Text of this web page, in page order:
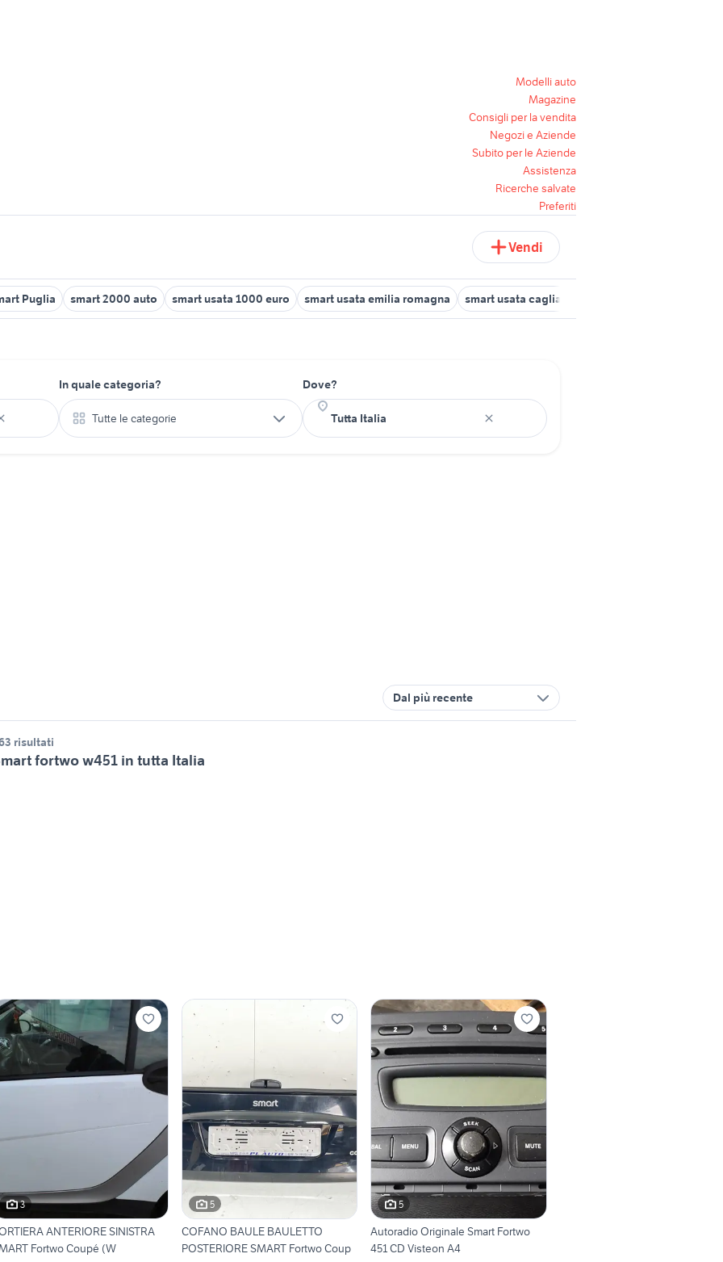
Modelli auto
Magazine
Consigli per la vendita
Negozi e Aziende
Subito per le Aziende
Assistenza
Ricerche salvate
Preferiti
Vendi
Puglia smart 2000 auto smart usata 1000 euro smart usata emilia romagna smart usata cagliari
In quale categoria?
Tutte le categorie
Dove?
Dal più recente
risultati
fortwo w451 in tutta Italia
3
ANTERIORE SINISTRA
Fortwo Coupé (W
5
COFANO BAULE BAULETTO
POSTERIORE SMART Fortwo Coup
5
Autoradio Originale Smart Fortwo
451 CD Visteon A4